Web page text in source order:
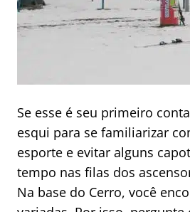
Se esse é seu primeiro
esqui para se familiarizar
esporte e evitar alguns
tempo nas filas dos
Na base do Cerro, você